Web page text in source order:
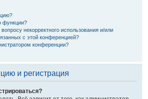
функции?
некорректного использования и/или
с этой конференцией?
конференции?
и регистрация